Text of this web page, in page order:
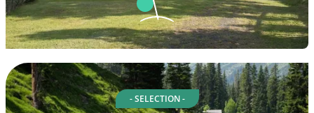
- SELECTION -